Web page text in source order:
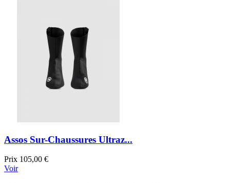
Assos Sur-Chaussures Ultraz...
Prix 105,00 €
Voir